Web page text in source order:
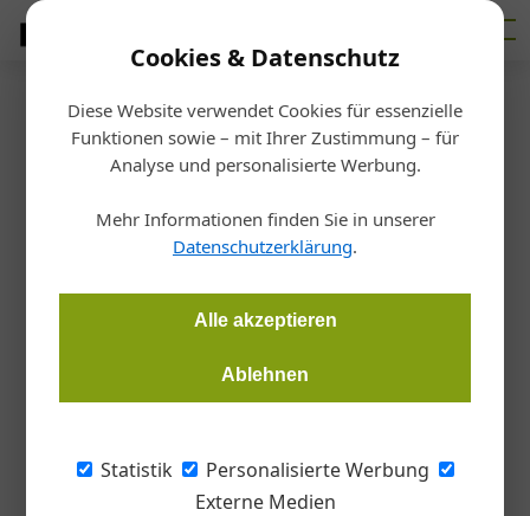
Cookies & Datenschutz
Diese Website verwendet Cookies für essenzielle
Funktionen sowie – mit Ihrer Zustimmung – für
Analyse und personalisierte Werbung.
Mehr Informationen finden Sie in unserer
Datenschutzerklärung.
Alle akzeptieren
Ablehnen
Statistik
Personalisierte Werbung
Externe Medien
Startseite/Interessensvertretungen
Führungswechsel
Neuer Innungsmeister der oö.
Dachdecker, Glaser und
Spengler
Oberösterreich der Dachdecker, Glaser und Spengler an